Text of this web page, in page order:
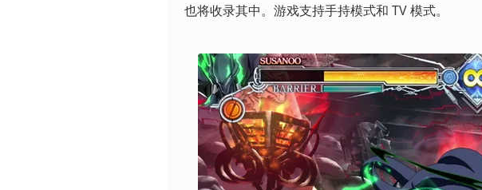
也将收录其中。游戏支持手持模式和 TV 模式。